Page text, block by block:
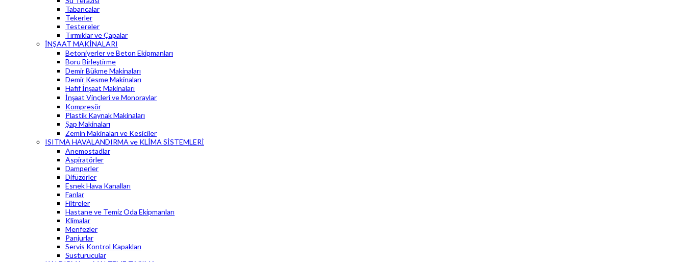
Tabancalar
Tekerler
Testereler
Tırmıklar ve Çapalar
İNŞAAT MAKİNALARI
Betoniyerler ve Beton Ekipmanları
Boru Birleştirme
Demir Bükme Makinaları
Demir Kesme Makinaları
Hafif İnşaat Makinaları
İnşaat Vinçleri ve Monoraylar
Kompresör
Plastik Kaynak Makinaları
Şap Makinaları
Zemin Makinaları ve Kesiciler
ISITMA HAVALANDIRMA ve KLİMA SİSTEMLERİ
Anemostadlar
Aspiratörler
Damperler
Difüzörler
Esnek Hava Kanalları
Fanlar
Filtreler
Hastane ve Temiz Oda Ekipmanları
Klimalar
Menfezler
Panjurlar
Servis Kontrol Kapakları
Susturucular